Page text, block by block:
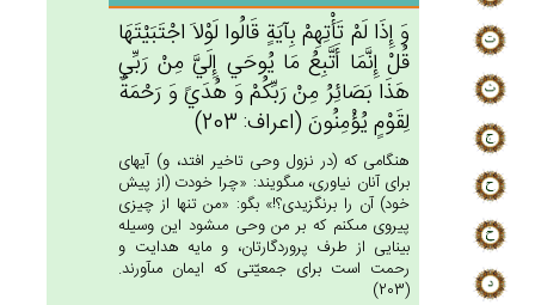
وَ إِذَا لَم‌ْ تَأْتِهِمْ‌ بِآيَة‌ٍ قَالُوا لَوْلاَ اجْتَبَيْتَهَا
قُل‌ْ إِنَّمَا أَتَّبِع‌ُ مَا يُوحَي‌ إِلَيَّ‌ مِنْ‌ رَبِّي‌
هَذَا بَصَائِرُ مِنْ‌ رَبِّكُم‌ْ وَ هُدَي‌ً وَ رَحْمَة‌ٌ
لِقَوْم‌ٍ يُؤْمِنُون‌َ (اعراف: 203)
هنگامى كه (در نزول وحى تاخير افتد، و) آيه‏اى
براى آنان نياورى، مى‏گويند: «چرا خودت (از پيش
خود) آن را برنگزيدى؟!» بگو: «من تنها از چيزى
پيروى مى‏كنم كه بر من وحى مى‏شود اين وسيله
بينايى از طرف پروردگارتان، و مايه هدايت و
رحمت است براى جمعيّتى كه ايمان مى‏آورند.
(203)